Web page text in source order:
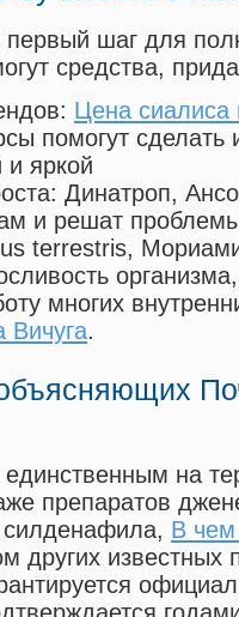
шаг для
средства,
Цена сиалиса
помогут
яркой
: Динатроп,
и решат
terrestris,
многих
Вичуга.
на
препаратов
, В чем
других известных